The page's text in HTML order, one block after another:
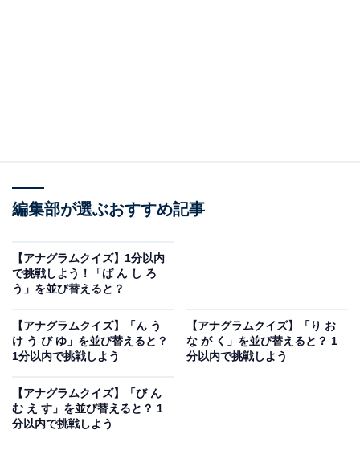
り か ざ く び
ヒント：最後の文字は「り」
あわせて読みたい
【アナグラムクイズ】1分以内で挑戦しよ
う！「ば ん し ろ う」を並び替えると？
あわせて読みたい
【アナグラムクイズ】1分以内で挑戦しよ
う！「い め じ か く」を並び替えると？
編集部が選ぶおすすめ記事
【アナグラムクイズ】1分以内
で挑戦しよう！「ば ん し ろ
う」を並び替えると？
【アナグラムクイズ】「ん う
け う び ゆ」を並び替えると？
1分以内で挑戦しよう
【アナグラムクイズ】「り お
な が く」を並び替えると？ 1
分以内で挑戦しよう
【アナグラムクイズ】「び ん
む え す」を並び替えると？ 1
分以内で挑戦しよう